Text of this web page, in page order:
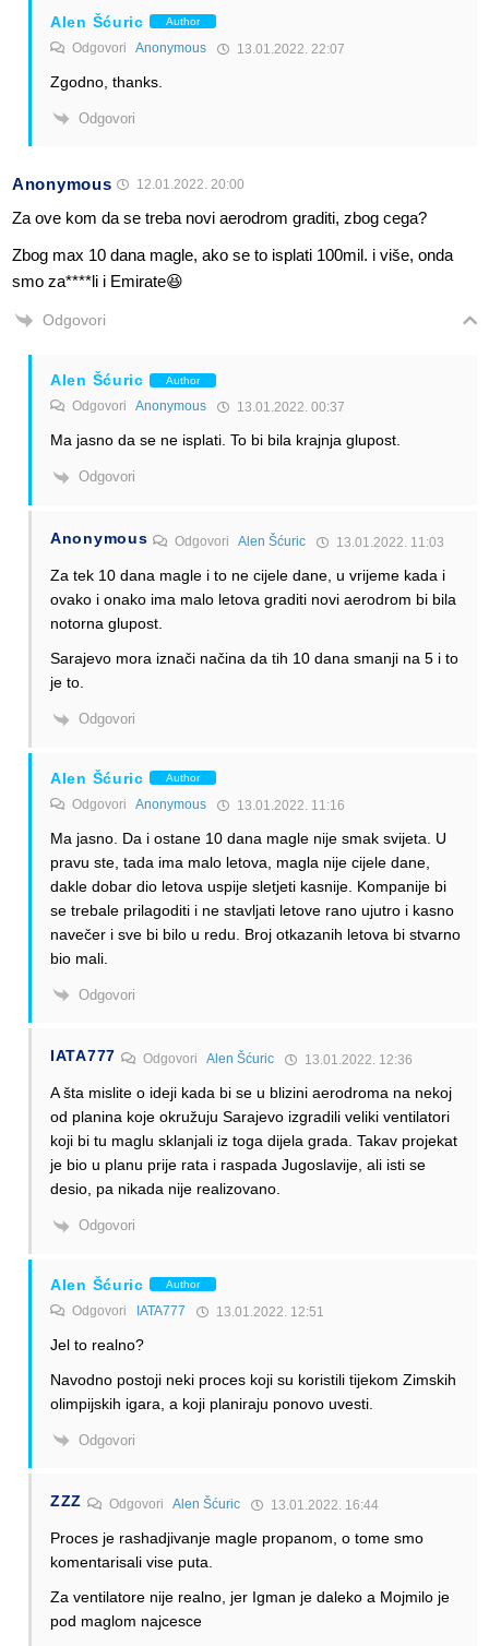
Alen Šćuric Author
Odgovori Anonymous 13.01.2022. 22:07
Zgodno, thanks.
Odgovori
Anonymous 12.01.2022. 20:00
Za ove kom da se treba novi aerodrom graditi, zbog cega?
Zbog max 10 dana magle, ako se to isplati 100mil. i više, onda
smo za****li i Emirate😆
Odgovori
Alen Šćuric Author
Odgovori Anonymous 13.01.2022. 00:37
Ma jasno da se ne isplati. To bi bila krajnja glupost.
Odgovori
Anonymous OdgovoriAlen Šćuric 13.01.2022. 11:03
Za tek 10 dana magle i to ne cijele dane, u vrijeme kada i
ovako i onako ima malo letova graditi novi aerodrom bi bila
notorna glupost.
Sarajevo mora iznači načina da tih 10 dana smanji na 5 i to
je to.
Odgovori
Alen Šćuric Author
Odgovori Anonymous 13.01.2022. 11:16
Ma jasno. Da i ostane 10 dana magle nije smak svijeta. U
pravu ste, tada ima malo letova, magla nije cijele dane,
dakle dobar dio letova uspije sletjeti kasnije. Kompanije bi
se trebale prilagoditi i ne stavljati letove rano ujutro i kasno
navečer i sve bi bilo u redu. Broj otkazanih letova bi stvarno
bio mali.
Odgovori
IATA777 Odgovori Alen Šćuric 13.01.2022. 12:36
A šta mislite o ideji kada bi se u blizini aerodroma na nekoj
od planina koje okružuju Sarajevo izgradili veliki ventilatori
koji bi tu maglu sklanjali iz toga dijela grada. Takav projekat
je bio u planu prije rata i raspada Jugoslavije, ali isti se
desio, pa nikada nije realizovano.
Odgovori
Alen Šćuric Author
Odgovori IATA777 13.01.2022. 12:51
Jel to realno?
Navodno postoji neki proces koji su koristili tijekom Zimskih
olimpijskih igara, a koji planiraju ponovo uvesti.
Odgovori
ZZZ OdgovoriAlen Šćuric 13.01.2022. 16:44
Proces je rashadjivanje magle propanom, o tome smo
komentarisali vise puta.
Za ventilatore nije realno, jer Igman je daleko a Mojmilo je
pod maglom najcesce